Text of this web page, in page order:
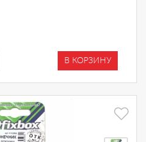
В КОРЗИНУ